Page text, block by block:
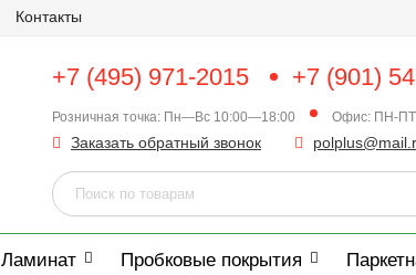
Контакты
+7 (495) 971-2015 +7 (901)
Розничная точка: Пн—Вс 10:00—18:00 Офис: ПН-
Заказать обратный звонок
Ламинат Пробковые покрытия